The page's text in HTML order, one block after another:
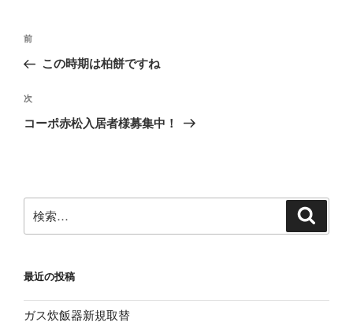
投
ナ
ビ
ゲ
ン
前
の
稿
前
この時期は柏餅ですね
次
の
次
コーポ赤松入居者様募集中！
索:
最近の投稿
ガス炊飯器新規取替